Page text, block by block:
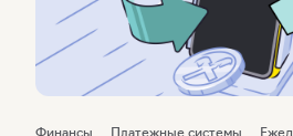
Финансы Платежные системы